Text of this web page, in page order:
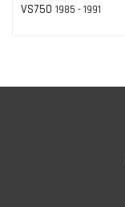
VS750 1985 - 1991